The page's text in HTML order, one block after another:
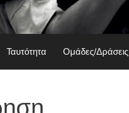
Ταυτότητα Ομάδες/Δράσεις